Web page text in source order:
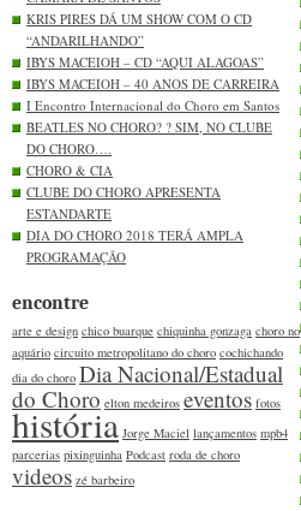
KRIS PIRES DÁ UM SHOW COM O CD
“ANDARILHANDO”
IBYS MACEIOH – CD “AQUI ALAGOAS”
IBYS MACEIOH – 40 ANOS DE CARREIRA
I Encontro Internacional do Choro em Santos
BEATLES NO CHORO? ? SIM, NO CLUBE
DO CHORO….
CHORO & CIA
CLUBE DO CHORO APRESENTA
ESTANDARTE
DIA DO CHORO 2018 TERÁ AMPLA
PROGRAMAÇÃO
encontre
arte e design chico buarque chiquinha gonzaga choro no
aquário circuito metropolitano do choro cochichando
dia do choro Dia Nacional/Estadual
do Choro elton medeiros eventos fotos
história Jorge Maciel lançamentos mpb4
parcerias pixinguinha Podcast roda de choro
videos zé barbeiro